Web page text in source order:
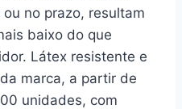
no prazo, resultam
baixo do que
Látex resistente e
marca, a partir de
unidades, com